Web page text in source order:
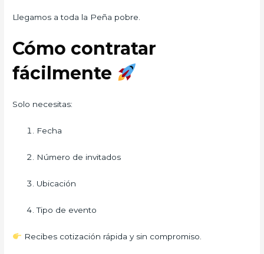
Llegamos a toda la Peña pobre.
Cómo contratar
fácilmente
Solo necesitas:
Fecha
Número de invitados
Ubicación
Tipo de evento
Recibes cotización rápida y sin compromiso.